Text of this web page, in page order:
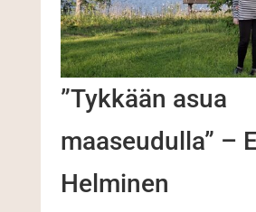
”Tykkään asua
maaseudulla” –
Helminen